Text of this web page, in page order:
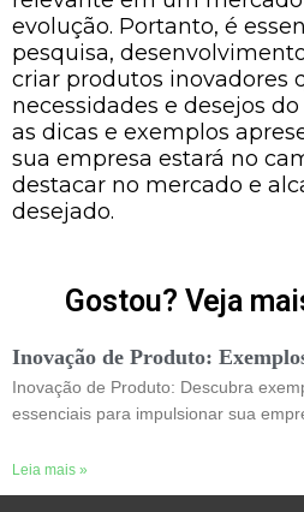
evolução. Portanto, é
pesquisa,
criar produtos inovadores
necessidades e desejos
as dicas e exemplos
sua empresa estará no
destacar no mercado e
desejado.
Gostou? Veja
Inovação de Produto:
Inovação de Produto: Descubra
essenciais para impulsionar sua
Leia mais »